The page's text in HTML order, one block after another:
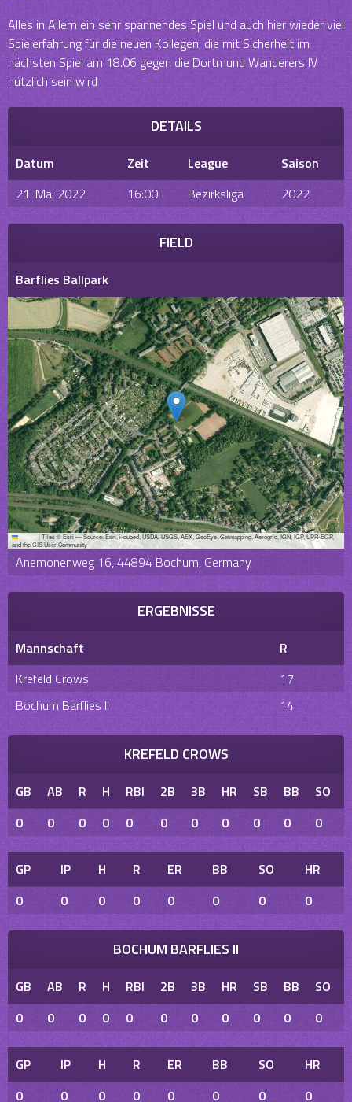
Alles in Allem ein sehr spannendes Spiel und auch hier wieder viel
Spielerfahrung für die neuen Kollegen, die mit Sicherheit im
nächsten Spiel am 18.06 gegen die Dortmund Wanderers IV
nützlich sein wird
DETAILS
Datum Zeit League
Saison
21. Mai 2022
16:00 Bezirksliga 2022
FIELD
Barflies Ballpark
Leaflet |Tiles © Esri — Source: Esri, i-cubed, USDA, USGS, AEX, GeoEye, Getmapping, Aerogrid, IGN, IGP, UPR-EGP,
and the GIS User Community
Anemonenweg 16, 44894 Bochum, Germany
ERGEBNISSE
Mannschaft
R
Krefeld Crows
17
Bochum Barflies II
14
KREFELD CROWS
GB AB R H RBI 2B 3B HR SB BB SO
0
0 0 0 0 0 0 0 0 0 0
GP IP H R ER BB SO
HR
0
0 0 0 0 0 0 0
BOCHUM BARFLIES II
GB AB R H RBI 2B 3B HR SB BB SO
0
0 0 0 0 0 0 0 0 0 0
GP IP H R ER BB SO
HR
0
0 0 0 0 0 0 0